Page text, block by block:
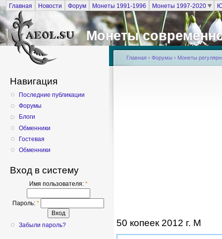
Главная Новости Форум Монеты 1991-1996 Монеты 1997-2020
Монеты
Навигация
Последние публикации
Форумы
Блоги
Обменники
Гостевая
Обменники
Вход в систему
Имя пользователя: *
Пароль: *
Забыли пароль?
Главная › Форумы › Монеты
50 копеек 2012 г. М